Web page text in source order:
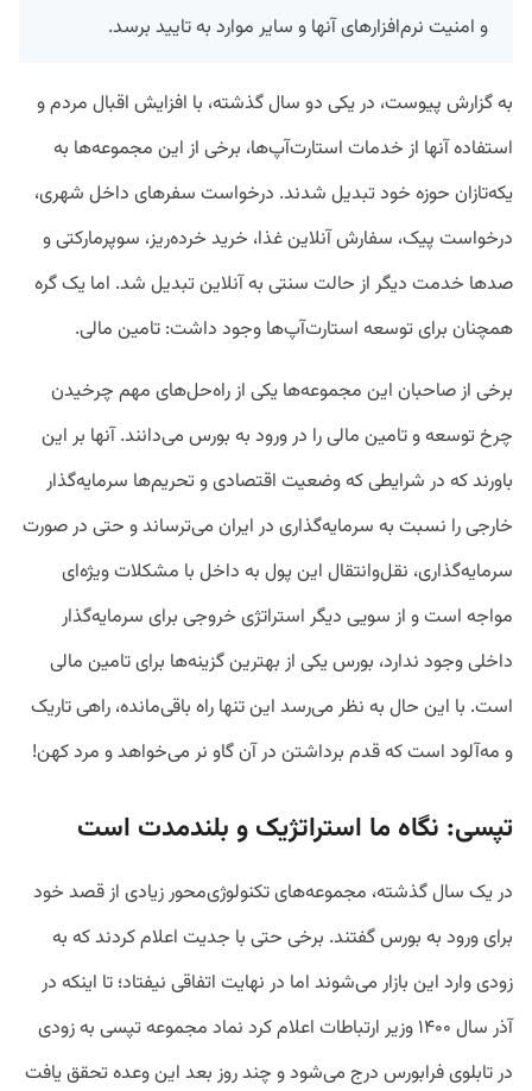
و امنیت نرم‌افزارهای آنها و سایر موارد به تایید برسد.
به گزارش پیوست، در یکی دو سال گذشته، با افزایش اقبال مردم و
استفاده آنها از خدمات استارت‌آپ‌ها، برخی از این مجموعه‌ها به
یکه‌تازان حوزه خود تبدیل شدند. درخواست سفرهای داخل شهری،
درخواست پیک، سفارش آنلاین غذا، خرید خرده‌ریز، سوپرمارکتی و
صدها خدمت دیگر از حالت سنتی به آنلاین تبدیل شد. اما یک گره
همچنان برای توسعه استارت‌آپ‌ها وجود داشت: تامین مالی.
برخی از صاحبان این مجموعه‌ها یکی از راه‌حل‌های مهم چرخیدن
چرخ توسعه و تامین مالی را در ورود به بورس می‌دانند. آنها بر این
باورند که در شرایطی که وضعیت اقتصادی و تحریم‌ها سرمایه‌گذار
خارجی را نسبت به سرمایه‌گذاری در ایران می‌ترساند و حتی در صورت
سرمایه‌گذاری، نقل‌وانتقال این پول به داخل با مشکلات ویژه‌ای
مواجه است و از سویی دیگر استراتژی خروجی برای سرمایه‌گذار
داخلی وجود ندارد، بورس یکی از بهترین‌ گزینه‌ها برای تامین مالی
است. با این‌ حال به نظر می‌رسد این تنها راه باقی‌مانده، راهی تاریک
و مه‌آلود است که قدم برداشتن در آن گاو نر می‌خواهد و مرد کهن!
تپسی: نگاه ما استراتژیک و بلندمدت است
در یک سال گذشته، مجموعه‌های تکنولوژی‌محور زیادی از قصد خود
برای ورود به بورس گفتند. برخی حتی با جدیت اعلام کردند که به
زودی وارد این بازار می‌شوند اما در نهایت اتفاقی نیفتاد؛ تا اینکه در
آذر سال ۱۴۰۰ وزیر ارتباطات اعلام کرد نماد مجموعه تپسی به زودی
در تابلوی فرابورس درج می‌شود و چند روز بعد این وعده تحقق یافت